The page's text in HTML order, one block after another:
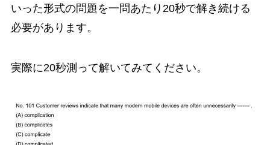
いった形式の問題を一問あたり20秒で解き続ける
必要があります。
実際に20秒測って解いてみてください。